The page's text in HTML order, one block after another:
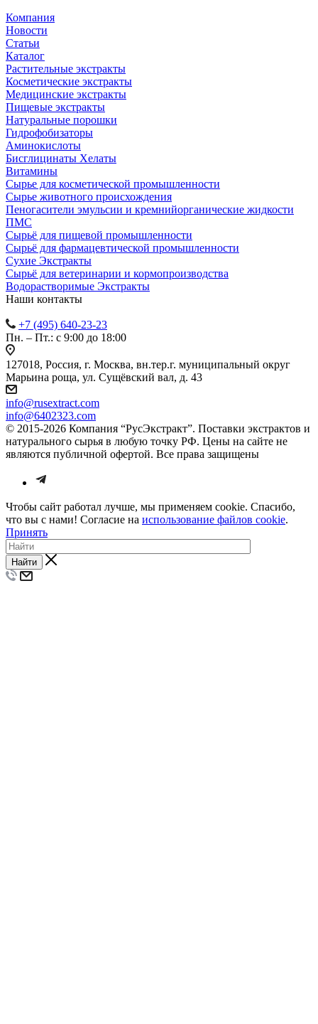
Компания
Новости
Статьи
Каталог
Растительные экстракты
Косметические экстракты
Медицинские экстракты
Пищевые экстракты
Натуральные порошки
Гидрофобизаторы
Аминокислоты
Бисглицинаты Хелаты
Витамины
Сырье для косметической промышленности
Сырье животного происхождения
Пеногасители эмульсии и кремнийорганические жидкости
ПМС
Сырьё для пищевой промышленности
Сырьё для фармацевтической промышленности
Сухие Экстракты
Сырьё для ветеринарии и кормопроизводства
Водорастворимые Экстракты
Наши контакты
+7 (495) 640-23-23
Пн. – Пт.: с 9:00 до 18:00
127018, Россия, г. Москва, вн.тер.г. муниципальный округ
Марьина роща, ул. Сущёвский вал, д. 43
info@rusextract.com
info@6402323.com
© 2015-2026 Компания “РусЭкстракт”. Поставки экстрактов и
натурального сырья в любую точку РФ. Цены на сайте не
являются публичной офертой. Все права защищены
Чтобы сайт работал лучше, мы применяем cookie. Спасибо,
что вы с нами! Согласие на использование файлов cookie.
Принять
Найти